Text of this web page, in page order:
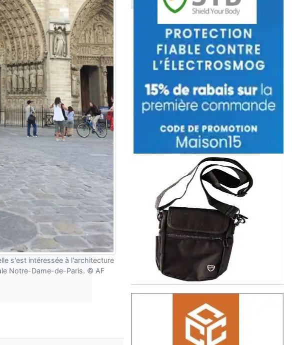
s'est intéressée à l'architecture
Notre-Dame-de-Paris. © AF